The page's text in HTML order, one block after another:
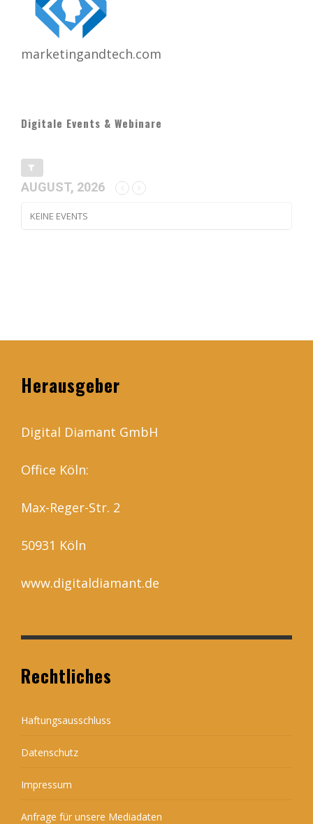
marketingandtech.com
Digitale Events & Webinare
AUGUST, 2026
KEINE EVENTS
Herausgeber
Digital Diamant GmbH
Office Köln:
Max-Reger-Str. 2
50931 Köln
www.digitaldiamant.de
Rechtliches
Haftungsausschluss
Datenschutz
Impressum
Anfrage für unsere Mediadaten